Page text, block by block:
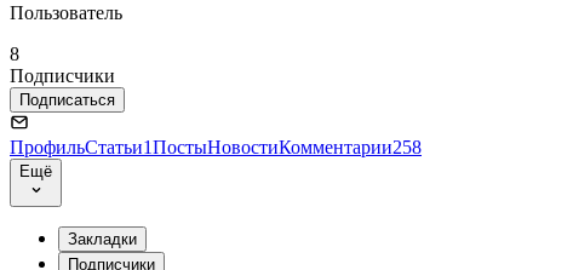
Пользователь
8
Подписчики
Подписаться
ПрофильСтатьи1ПостыНовостиКомментарии258
Ещё
Закладки
Подписчики